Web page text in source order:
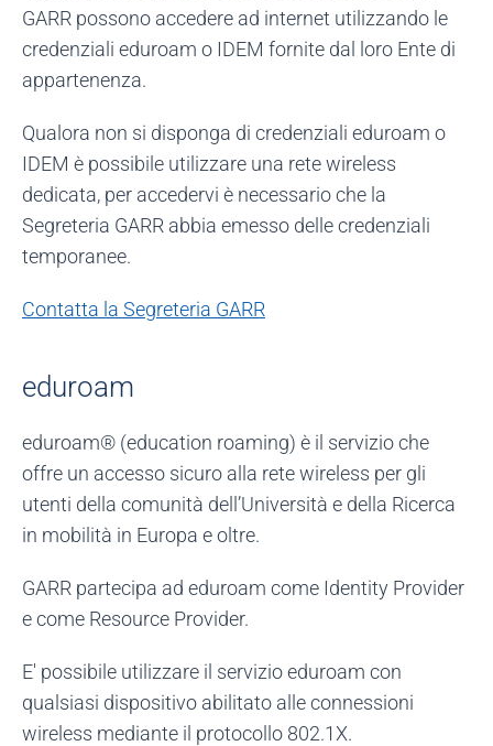
GARR possono accedere ad internet utilizzando le
credenziali eduroam o IDEM fornite dal loro Ente di
appartenenza.
Qualora non si disponga di credenziali eduroam o
IDEM è possibile utilizzare una rete wireless
dedicata, per accedervi è necessario che la
Segreteria GARR abbia emesso delle credenziali
temporanee.
Contatta la Segreteria GARR
eduroam
eduroam® (education roaming) è il servizio che
offre un accesso sicuro alla rete wireless per gli
utenti della comunità dell’Università e della Ricerca
in mobilità in Europa e oltre.
GARR partecipa ad eduroam come Identity Provider
e come Resource Provider.
E' possibile utilizzare il servizio eduroam con
qualsiasi dispositivo abilitato alle connessioni
wireless mediante il protocollo 802.1X.